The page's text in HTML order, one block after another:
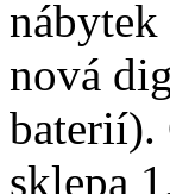
nábytek
nová
baterií).
sklepa